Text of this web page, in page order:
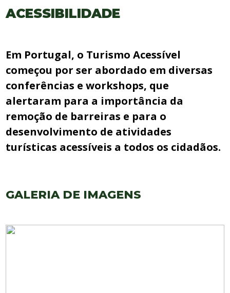
ACESSIBILIDADE
Em Portugal, o Turismo Acessível
começou por ser abordado em diversas
conferências e workshops, que
alertaram para a importância da
remoção de barreiras e para o
desenvolvimento de atividades
turísticas acessíveis a todos os cidadãos.
GALERIA DE IMAGENS